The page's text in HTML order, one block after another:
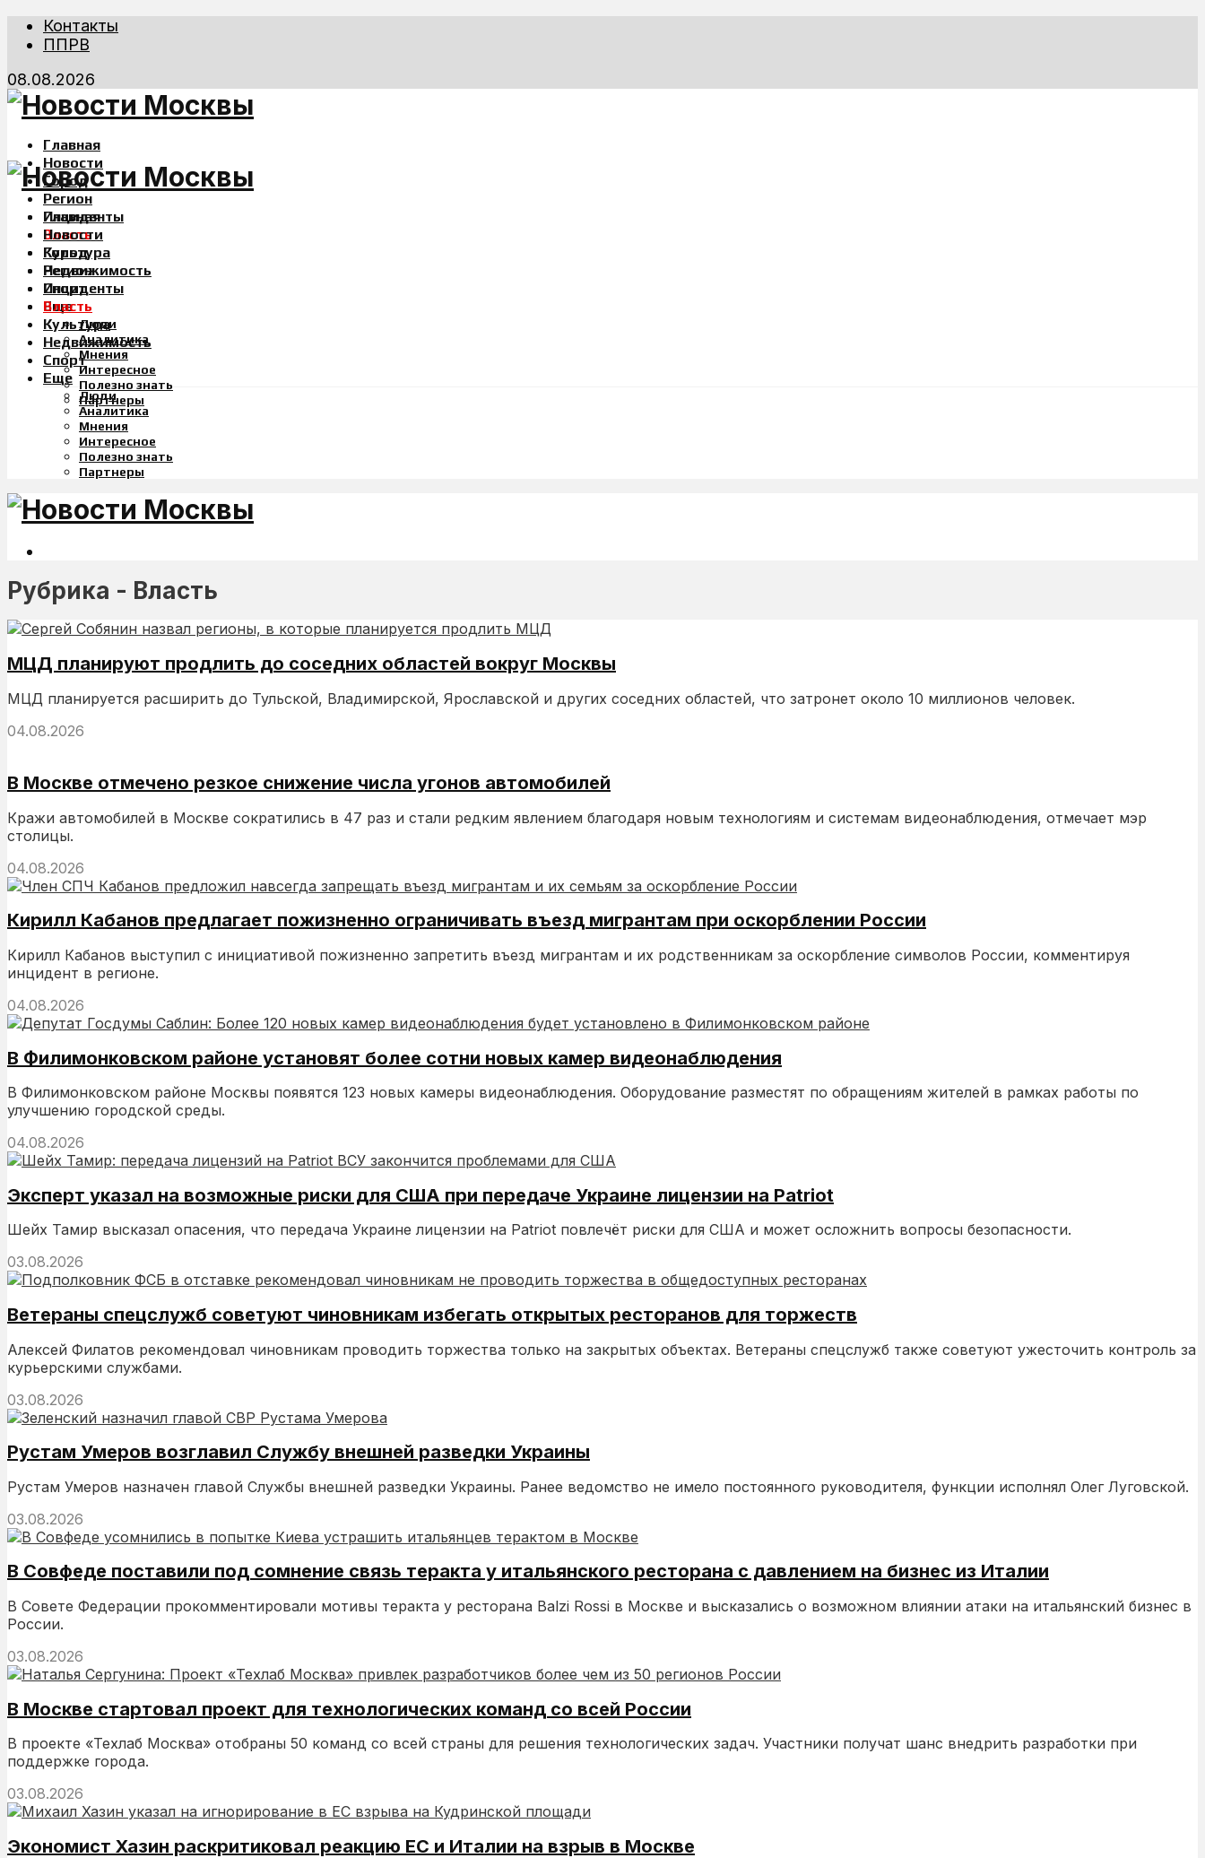
Контакты
ППРВ
08.08.2026
Главная
Новости
Город
Регион
Инциденты
Власть
Культура
Недвижимость
Спорт
Еще
Люди
Аналитика
Мнения
Интересное
Полезно знать
Партнеры
Главная
Новости
Город
Регион
Инциденты
Власть
Культура
Недвижимость
Спорт
Еще
Люди
Аналитика
Мнения
Интересное
Полезно знать
Партнеры
Рубрика - Власть
МЦД планируют продлить до соседних областей вокруг Москвы
МЦД планируется расширить до Тульской, Владимирской, Ярославской и других соседних областей, что затронет около 10 миллионов человек.
04.08.2026
В Москве отмечено резкое снижение числа угонов автомобилей
Кражи автомобилей в Москве сократились в 47 раз и стали редким явлением благодаря новым технологиям и системам видеонаблюдения, отмечает мэр
столицы.
04.08.2026
Кирилл Кабанов предлагает пожизненно ограничивать въезд мигрантам при оскорблении России
Кирилл Кабанов выступил с инициативой пожизненно запретить въезд мигрантам и их родственникам за оскорбление символов России, комментируя
инцидент в регионе.
04.08.2026
В Филимонковском районе установят более сотни новых камер видеонаблюдения
В Филимонковском районе Москвы появятся 123 новых камеры видеонаблюдения. Оборудование разместят по обращениям жителей в рамках работы по
улучшению городской среды.
04.08.2026
Эксперт указал на возможные риски для США при передаче Украине лицензии на Patriot
Шейх Тамир высказал опасения, что передача Украине лицензии на Patriot повлечёт риски для США и может осложнить вопросы безопасности.
03.08.2026
Ветераны спецслужб советуют чиновникам избегать открытых ресторанов для торжеств
Алексей Филатов рекомендовал чиновникам проводить торжества только на закрытых объектах. Ветераны спецслужб также советуют ужесточить контроль за
курьерскими службами.
03.08.2026
Рустам Умеров возглавил Службу внешней разведки Украины
Рустам Умеров назначен главой Службы внешней разведки Украины. Ранее ведомство не имело постоянного руководителя, функции исполнял Олег Луговской.
03.08.2026
В Совфеде поставили под сомнение связь теракта у итальянского ресторана с давлением на бизнес из Италии
В Совете Федерации прокомментировали мотивы теракта у ресторана Balzi Rossi в Москве и высказались о возможном влиянии атаки на итальянский бизнес в
России.
03.08.2026
В Москве стартовал проект для технологических команд со всей России
В проекте «Техлаб Москва» отобраны 50 команд со всей страны для решения технологических задач. Участники получат шанс внедрить разработки при
поддержке города.
03.08.2026
Экономист Хазин раскритиковал реакцию ЕС и Италии на взрыв в Москве